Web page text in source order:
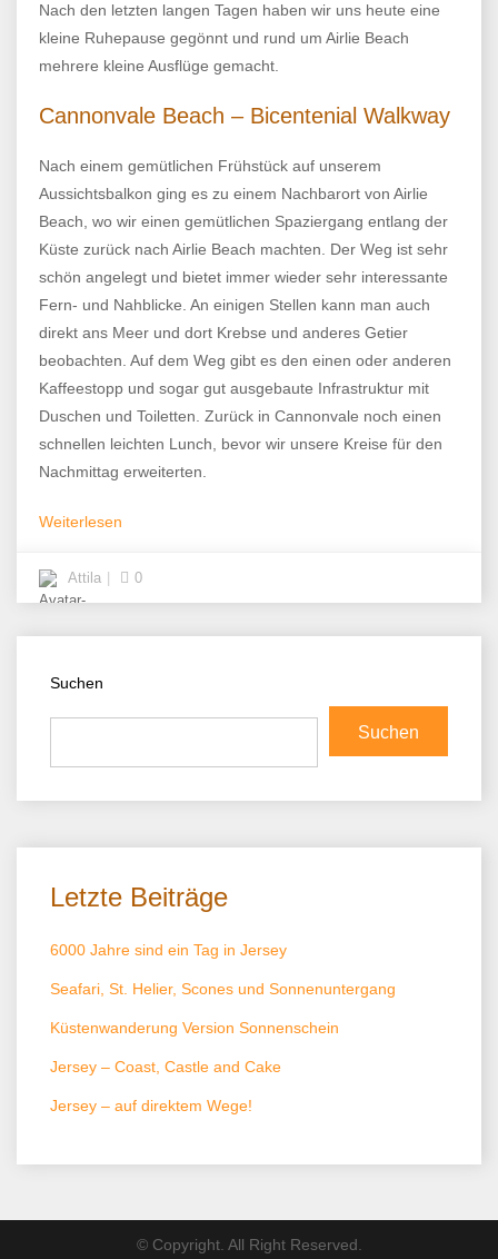
Nach den letzten langen Tagen haben wir uns heute eine
kleine Ruhepause gegönnt und rund um Airlie Beach
mehrere kleine Ausflüge gemacht.
Cannonvale Beach – Bicentenial Walkway
Nach einem gemütlichen Frühstück auf unserem
Aussichtsbalkon ging es zu einem Nachbarort von Airlie
Beach, wo wir einen gemütlichen Spaziergang entlang der
Küste zurück nach Airlie Beach machten. Der Weg ist sehr
schön angelegt und bietet immer wieder sehr interessante
Fern- und Nahblicke. An einigen Stellen kann man auch
direkt ans Meer und dort Krebse und anderes Getier
beobachten. Auf dem Weg gibt es den einen oder anderen
Kaffeestopp und sogar gut ausgebaute Infrastruktur mit
Duschen und Toiletten. Zurück in Cannonvale noch einen
schnellen leichten Lunch, bevor wir unsere Kreise für den
Nachmittag erweiterten.
Weiterlesen
Attila 0
Suchen
Suchen
Letzte Beiträge
6000 Jahre sind ein Tag in Jersey
Seafari, St. Helier, Scones und Sonnenuntergang
Küstenwanderung Version Sonnenschein
Jersey – Coast, Castle and Cake
Jersey – auf direktem Wege!
© Copyright. All Right Reserved.